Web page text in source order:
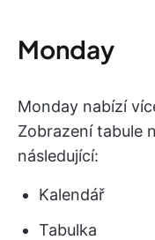
Monday
Monday nabízí
Zobrazení tabule
následující:
Kalendář
Tabulka